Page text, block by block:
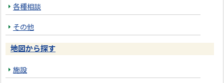
各種相談
その他
地図から探す
施設